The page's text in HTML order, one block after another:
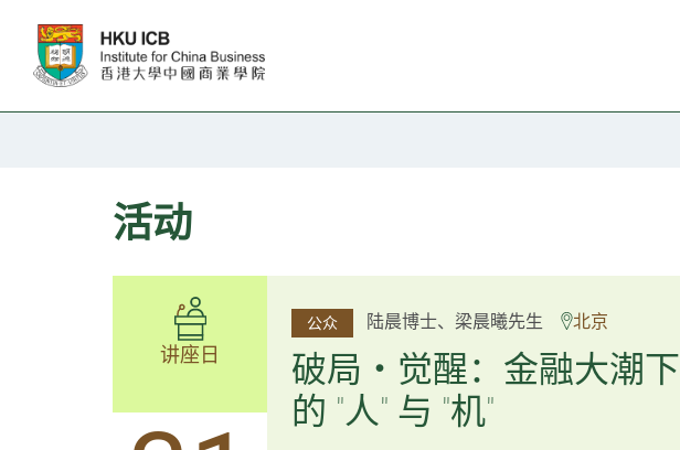
活动
讲座日
公众 杨文斌先生、邱良弼先生 广州
逻辑×算法：重塑资产配
置内核
讲座日
公众 陆晨博士、梁晨曦先生 北京
破局・觉醒：金融大潮下
的 "人" 与 "机"